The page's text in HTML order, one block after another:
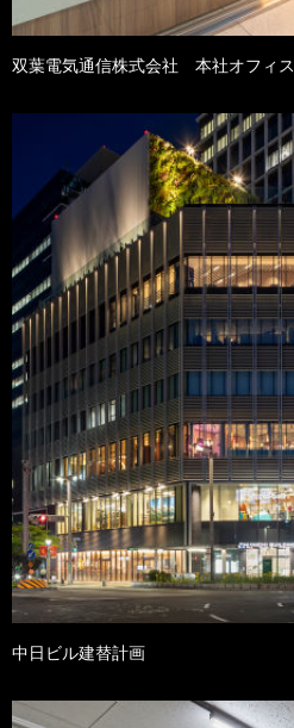
双葉電気通信株式会社 本社オフィス
中日ビル建替計画